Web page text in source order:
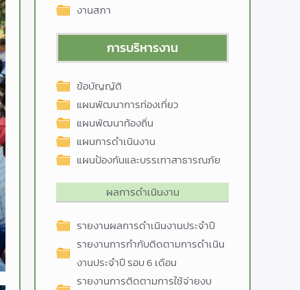
งานสภา
การบริหารงาน
ข้อบัญญัติ
แผนพัฒนาการท่องเที่ยว
แผนพัฒนาท้องถิ่น
แผนการดำเนินงาน
แผนป้องกันและบรรเทาสาธารณภัย
ผลการดำเนินงาน
รายงานผลการดำเนินงานประจำปี
รายงานการกำกับติดตามการดำเนิน
งานประจำปี รอบ 6 เดือน
รายงานการติดตามการใช้จ่ายงบ